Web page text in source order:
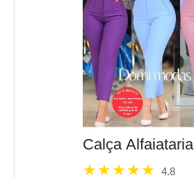
Calça Alfaiataria
4.8